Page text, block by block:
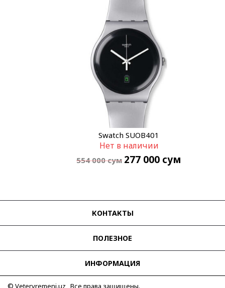
Swatch SUOB401
Нет в наличии
554 000сум 277 000 сум
КОНТАКТЫ
ПОЛЕЗНОЕ
ИНФОРМАЦИЯ
© Vetervremeni.uz Все права защищены.